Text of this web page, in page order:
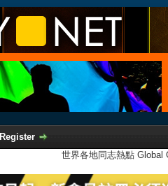
Register
世界各地同志熱點